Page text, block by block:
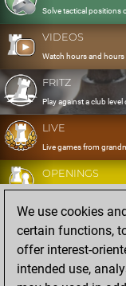
Solve tactical positions
VIDEOS
Watch hours and
FRITZ
Play against a club
LIVE
Live games from
OPENINGS
Develop and exercise
DATABASE
Eight million strong
MYGAMES
Store and analyse
We use cookies
certain functions,
offer interest-
intended use,